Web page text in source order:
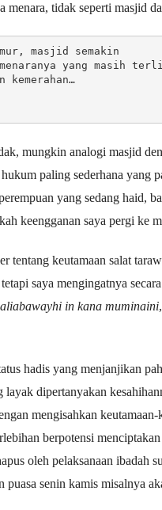
menara, tidak seperti masjid
masjid semakin
yang masih
mungkin analogi masjid
paling sederhana
yang sedang haid,
keengganan saya pergi ke
tentang keutamaan salat
saya mengingatnya
in kana muminaini
hadis yang menjanjikan
dipertanyakan
mengisahkan
berpotensi
oleh pelaksanaan ibadah
puasa senin kamis misalnya